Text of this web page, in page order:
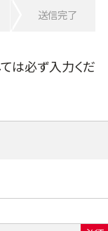
送信完了
は必ず入力くだ